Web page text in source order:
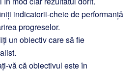
indicatorii-cheie de performanță
progreselor.
un obiectiv care să fie
vă că obiectivul este în